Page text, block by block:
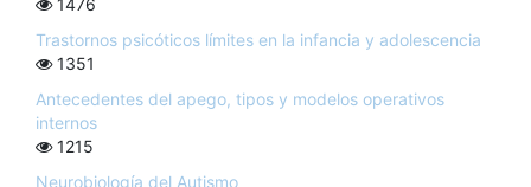
1476
Trastornos psicóticos límites en la infancia y adolescencia
1351
Antecedentes del apego, tipos y modelos operativos
internos
1215
Neurobiología del Autismo